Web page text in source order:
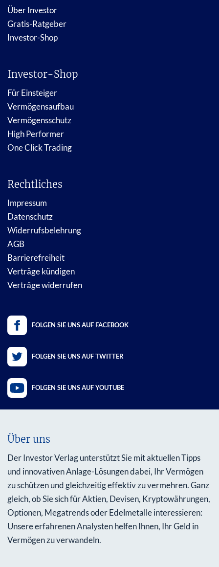
Über Investor
Gratis-Ratgeber
Investor-Shop
Investor-Shop
Für Einsteiger
Vermögensaufbau
Vermögensschutz
High Performer
One Click Trading
Rechtliches
Impressum
Datenschutz
Widerrufsbelehrung
AGB
Barrierefreiheit
Verträge kündigen
Verträge widerrufen
FOLGEN SIE UNS AUF FACEBOOK
FOLGEN SIE UNS AUF TWITTER
FOLGEN SIE UNS AUF YOUTUBE
Über uns
Der Investor Verlag unterstützt Sie mit aktuellen Tipps
und innovativen Anlage-Lösungen dabei, Ihr Vermögen
zu schützen und gleichzeitig effektiv zu vermehren. Ganz
gleich, ob Sie sich für Aktien, Devisen, Kryptowährungen,
Optionen, Megatrends oder Edelmetalle interessieren:
Unsere erfahrenen Analysten helfen Ihnen, Ihr Geld in
Vermögen zu verwandeln.